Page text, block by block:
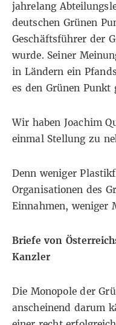
jahrelang
deutschen Grünen
Geschäftsführer der
wurde. Seiner
in Ländern ein
es den Grünen Punkt
Wir haben Joachim
einmal Stellung zu
Denn weniger
Organisationen des
Einnahmen, weniger
Briefe von
Kanzler
Die Monopole der
anscheinend darum